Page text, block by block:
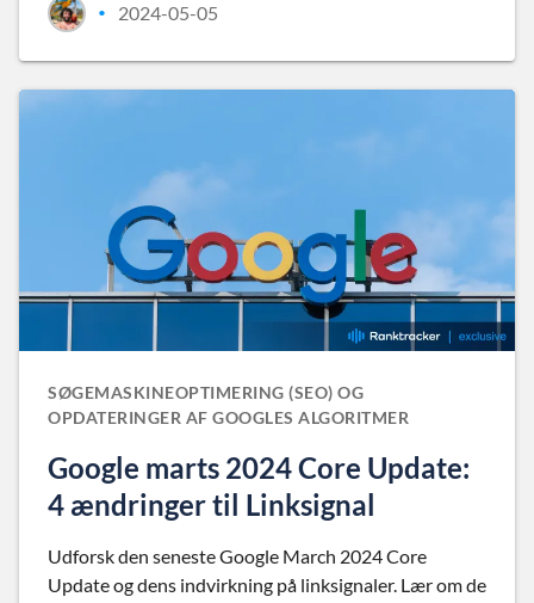
• 2024-05-05
SØGEMASKINEOPTIMERING (SEO) OG
OPDATERINGER AF GOOGLES ALGORITMER
Google marts 2024 Core Update:
4 ændringer til Linksignal
Udforsk den seneste Google March 2024 Core
Update og dens indvirkning på linksignaler. Lær om de